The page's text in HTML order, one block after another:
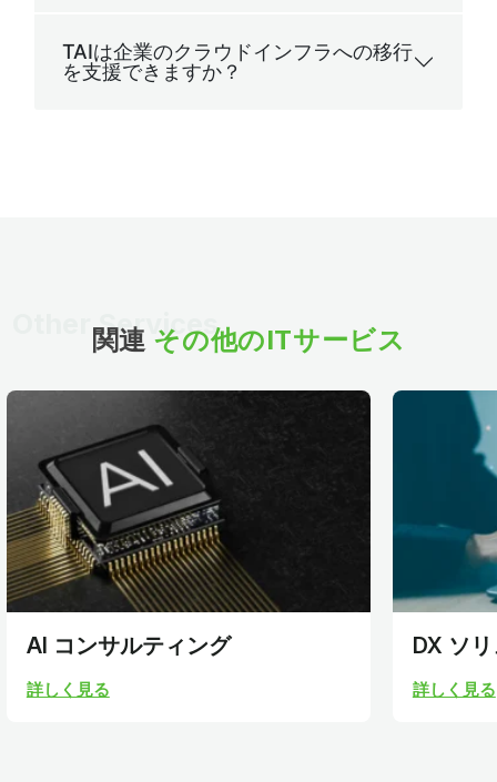
TAIは企業のクラウドインフラへの移行
を支援できますか？
Other Services
関連その他のITサービス
AI コンサルティング
詳しく見る
DX ソ
詳しく見る